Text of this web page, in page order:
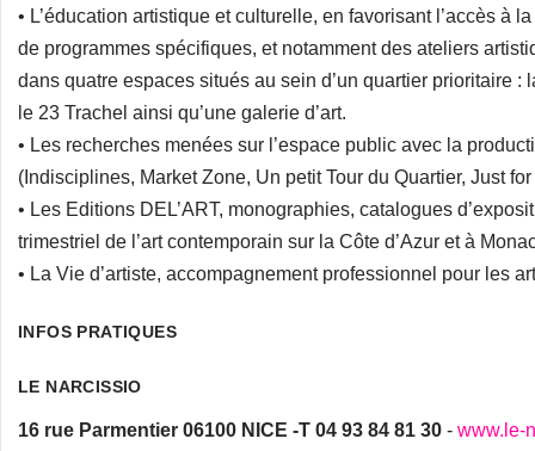
• L’éducation artistique et culturelle, en favorisant l’accès à
de programmes spécifiques, et notamment des ateliers
dans quatre espaces situés au sein d’un quartier prioritaire :
le 23 Trachel ainsi qu’une galerie d’art.
• Les recherches menées sur l’espace public avec la
(Indisciplines, Market Zone, Un petit Tour du Quartier, Just
• Les Editions DEL’ART, monographies, catalogues
trimestriel de l’art contemporain sur la Côte d’Azur et à
• La Vie d’artiste, accompagnement professionnel pour les
INFOS PRATIQUES
LE NARCISSIO
16 rue Parmentier 06100 NICE -T 04 93 84 81 30 - www.le-